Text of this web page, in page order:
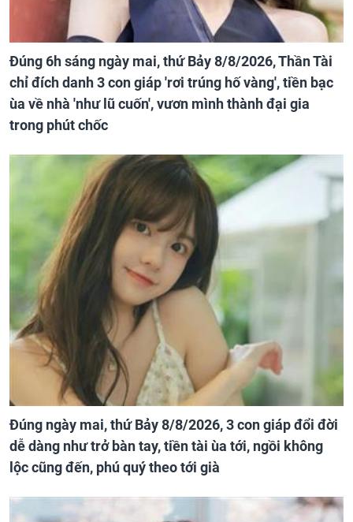
Đúng 6h sáng ngày mai, thứ Bảy 8/8/2026, Thần Tài
chỉ đích danh 3 con giáp 'rơi trúng hố vàng', tiền bạc
ùa về nhà 'như lũ cuốn', vươn mình thành đại gia
trong phút chốc
Đúng ngày mai, thứ Bảy 8/8/2026, 3 con giáp đổi đời
dễ dàng như trở bàn tay, tiền tài ùa tới, ngồi không
lộc cũng đến, phú quý theo tới già